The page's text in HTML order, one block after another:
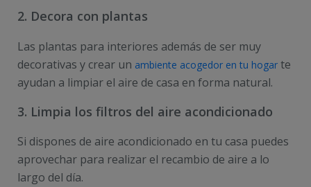
2. Decora con plantas
Las plantas para interiores además de ser muy
decorativas y crear un ambiente acogedor en tu hogar te
ayudan a limpiar el aire de casa en forma natural.
3. Limpia los filtros del aire acondicionado
Si dispones de aire acondicionado en tu casa puedes
aprovechar para realizar el recambio de aire a lo
largo del día.